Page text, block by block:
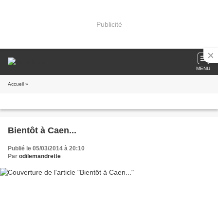
Publicité
MENU
Accueil »
Bientôt à Caen...
Publié le 05/03/2014 à 20:10
Par odilemandrette